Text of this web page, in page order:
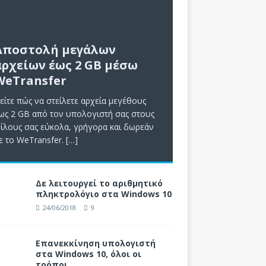
μεγάλων
έως 2 GB μέσω
πώς να στείλετε αρχεία μεγέθους
2 GB από τον υπολογιστή σας στους
σας εύκολα, γρήγορα και δωρεάν
το WeTransfer. […]
Δε λειτουργεί το αριθμητικό
πληκτρολόγιο στα Windows 10
24/06/2018 9
Επανεκκίνηση υπολογιστή
στα Windows 10, όλοι οι